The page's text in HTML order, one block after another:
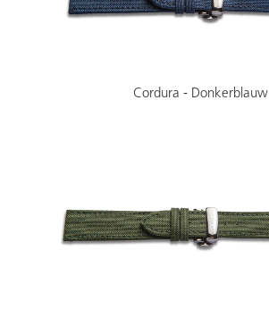
Cordura - Donkerblauw